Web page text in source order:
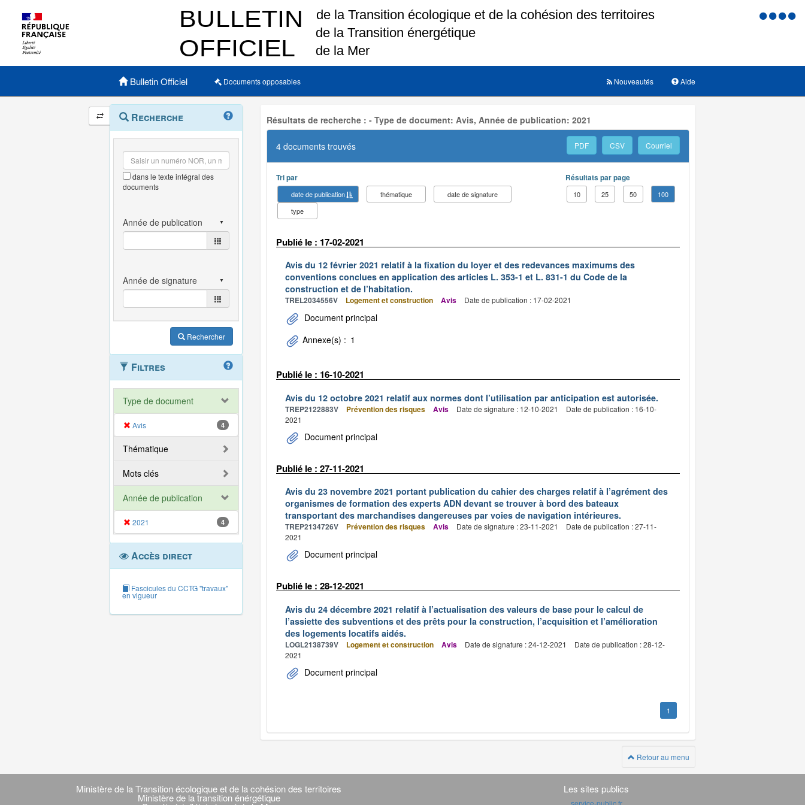
Menu
Menu principal
Bulletin Officiel Documents opposables Aide
Nouveautés
Navigation
et
outils
annexes
Menu
contextuel
Recherche
dans le texte intégral des
documents
Rechercher
Filtres
Type de document
Avis 4
Thématique
Mots clés
Année de publication
2021 4
Accès direct
Fascicules du CCTG "travaux"
en vigueur
Résultats de recherche : - Type de document: Avis, Année de publication: 2021
4 documents trouvés PDF CSV Courriel
Tri par
date de publication thématique
date de signature
type
Résultats par page
10 25 50 100
Publié le : 17-02-2021
Avis du 12 février 2021 relatif à la fixation du loyer et des redevances maximums des
conventions conclues en application des articles L. 353-1 et L. 831-1 du Code de la
construction et de l’habitation.
TREL2034556V Logement et construction Avis Date de publication : 17-02-2021
Document principal
Annexe(s) : 1
Publié le : 16-10-2021
Avis du 12 octobre 2021 relatif aux normes dont l’utilisation par anticipation est autorisée.
TREP2122883V Prévention des risques Avis Date de signature : 12-10-2021
Date de publication : 16-10-
2021
Document principal
Publié le : 27-11-2021
Avis du 23 novembre 2021 portant publication du cahier des charges relatif à l’agrément des
organismes de formation des experts ADN devant se trouver à bord des bateaux
transportant des marchandises dangereuses par voies de navigation intérieures.
TREP2134726V Prévention des risques Avis Date de signature : 23-11-2021
Date de publication : 27-11-
2021
Document principal
Publié le : 28-12-2021
Avis du 24 décembre 2021 relatif à l’actualisation des valeurs de base pour le calcul de
l’assiette des subventions et des prêts pour la construction, l’acquisition et l’amélioration
des logements locatifs aidés.
LOGL2138739V Logement et construction Avis Date de signature : 24-12-2021
Date de publication : 28-12-
2021
Document principal
1
Retour au menu
Navigation
transverseMinistère de la Transition écologique et de la cohésion des territoires
Ministère de la transition énérgétique
Les sites publics
service-public.fr